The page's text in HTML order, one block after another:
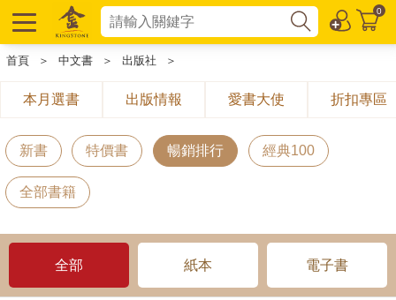
0
首頁 ＞ 中文書 ＞ 出版社 ＞
本月選書 出版情報 愛書大使 折扣專區
新書 特價書 暢銷排行 經典100
全部書籍
全部 紙本 電子書